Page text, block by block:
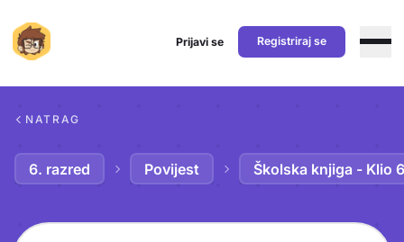
Prijavi se Registriraj se
NATRAG
6. razred Povijest Školska knjiga - Klio 6